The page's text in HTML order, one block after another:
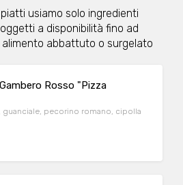
usiamo solo ingredienti
a disponibilità fino ad
abbattuto o surgelato
Rosso "Pizza
guanciale, pecorino romano, cipolla